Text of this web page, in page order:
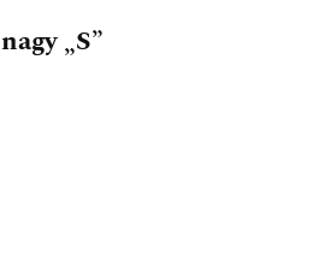
nagy „S”